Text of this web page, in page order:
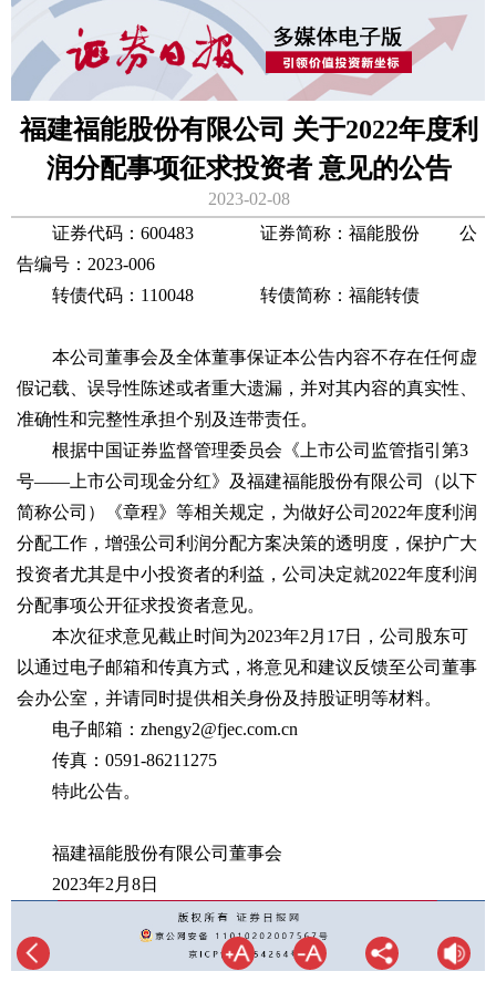
福建福能股份有限公司 关于2022年度利
润分配事项征求投资者 意见的公告
2023-02-08
证券代码：600483 证券简称：福能股份 公
告编号：2023-006
转债代码：110048 转债简称：福能转债
本公司董事会及全体董事保证本公告内容不存在任何虚
假记载、误导性陈述或者重大遗漏，并对其内容的真实性、
准确性和完整性承担个别及连带责任。
根据中国证券监督管理委员会《上市公司监管指引第3
号——上市公司现金分红》及福建福能股份有限公司（以下
简称公司）《章程》等相关规定，为做好公司2022年度利润
分配工作，增强公司利润分配方案决策的透明度，保护广大
投资者尤其是中小投资者的利益，公司决定就2022年度利润
分配事项公开征求投资者意见。
本次征求意见截止时间为2023年2月17日，公司股东可
以通过电子邮箱和传真方式，将意见和建议反馈至公司董事
会办公室，并请同时提供相关身份及持股证明等材料。
电子邮箱：zhengy2@fjec.com.cn
传真：0591-86211275
特此公告。
福建福能股份有限公司董事会
2023年2月8日